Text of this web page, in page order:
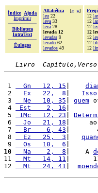
Índice
Ajuda
Imprimir
Biblioteca
IntraText
Èulogos
Alfabética [« »]
leu 22
leva 33
levá 28
levada 12
levadas 9
levado 62
levados 49
12
12
12
12
12
12
12
Livro  Capítulo,Verso
1
  Gn   12, 15
2
  Ex   22,  8
Isso
3
  Ne   10, 35
quem
4
Est    2, 16 |
5
1Mc   12, 23
6
  Jo   21, 18
|     ao
7
  Br    6, 43
|
8
  Ez   25,  3
9
  Os   10,  6
|
10
  Na    2,  8
|    A
11
  Mt   14, 11
|
12
  Mt   24, 41